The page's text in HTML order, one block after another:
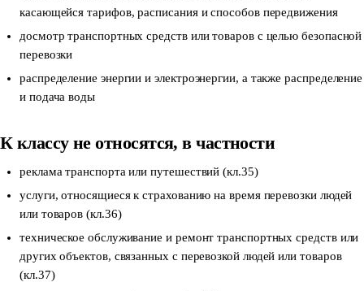
касающейся тарифов, расписания и способов передвижения
досмотр транспортных средств или товаров с целью безопасной
перевозки
распределение энергии и электроэнергии, а также распределение
и подача воды
К классу не относятся, в частности
реклама транспорта или путешествий(кл.35)
услуги, относящиеся к страхованию на время перевозки людей
или товаров(кл.36)
техническое обслуживание и ремонт транспортных средств или
других объектов, связанных с перевозкой людей или товаров
(кл.37)